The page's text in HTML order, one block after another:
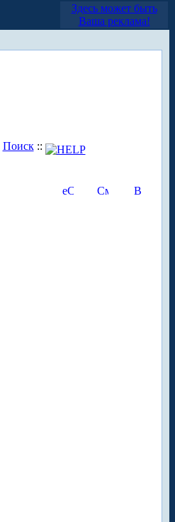
Здесь может быть
Ваша реклама!
Поиск::